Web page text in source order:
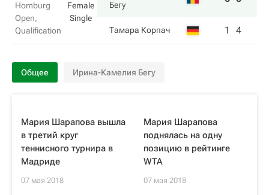
Homburg
Open,
Qualification
Female
Single
Бегу
Тамара Корпач 1 4
Общее Ирина-Камелия Бегу
Мария Шарапова вышла
в третий круг
теннисного турнира в
Мадриде
07 мая 2018
Мария Шарапова
поднялась на одну
позицию в рейтинге
WTA
07 мая 2018